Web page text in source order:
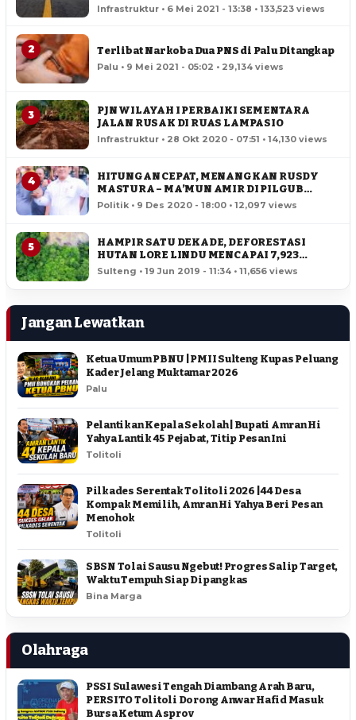
Infrastruktur • 6 Mei 2021 - 13:38 • 133,523 views
2 Terlibat Narkoba Dua PNS di Palu Ditangkap
Palu • 9 Mei 2021 - 05:02 • 29,134 views
3
PJN WILAYAH I PERBAIKI SEMENTARA
JALAN RUSAK DI RUAS LAMPASIO
Infrastruktur • 28 Okt 2020 - 07:51 • 14,130 views
4
HITUNGAN CEPAT, MENANGKAN RUSDY
MASTURA – MA’MUN AMIR DI PILGUB
SULTENG
Politik • 9 Des 2020 - 18:00 • 12,097 views
5
HAMPIR SATU DEKADE, DEFORESTASI
HUTAN LORE LINDU MENCAPAI 7,923
HEKTAR
Sulteng • 19 Jun 2019 - 11:34 • 11,656 views
Jangan Lewatkan
Ketua Umum PBNU | PMII Sulteng Kupas Peluang
Kader Jelang Muktamar 2026
Palu
Pelantikan Kepala Sekolah | Bupati Amran Hi
Yahya Lantik 45 Pejabat, Titip Pesan Ini
Tolitoli
Pilkades Serentak Tolitoli 2026 | 44 Desa
Kompak Memilih, Amran Hi Yahya Beri Pesan
Menohok
Tolitoli
SBSN Tolai Sausu Ngebut! Progres Salip Target,
Waktu Tempuh Siap Dipangkas
Bina Marga
Olahraga
PSSI Sulawesi Tengah Diambang Arah Baru,
PERSITO Tolitoli Dorong Anwar Hafid Masuk
Bursa Ketum Asprov